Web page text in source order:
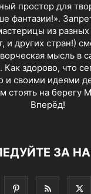
простор для
фантазии!».
из
и других стран!)
мысль в
Как здорово, что
своими идеями
стоять на берегу
Вперёд!
ЗА